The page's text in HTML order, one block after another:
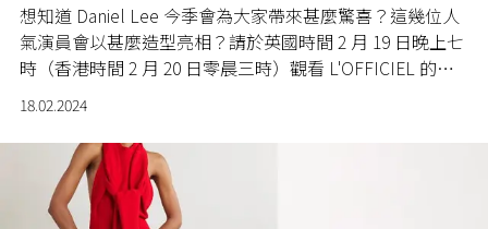
想知道 Daniel Lee 今季會為大家帶來甚麼驚喜？這幾位人
氣演員會以甚麼造型亮相？請於英國時間 2 月 19 日晚上七
時（香港時間 2 月 20 日零晨三時）觀看 L'OFFICIEL 的同
18.02.2024